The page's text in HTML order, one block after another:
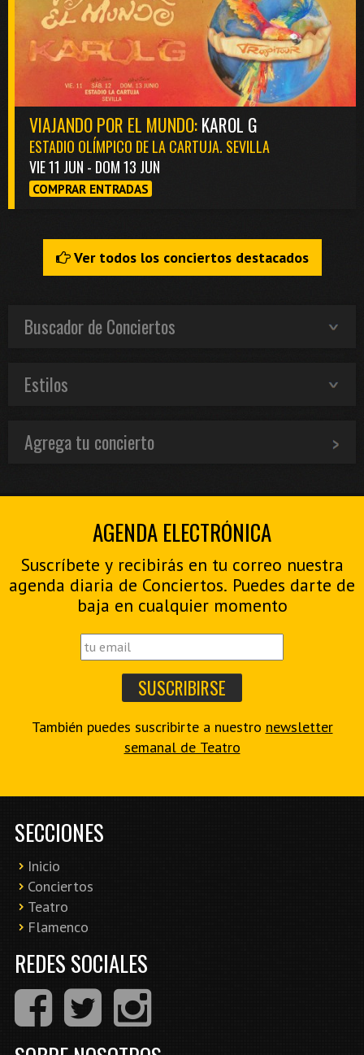
VIAJANDO POR EL MUNDO:KAROL G
ESTADIO OLÍMPICO DE LA CARTUJA. SEVILLA
VIE 11 JUN - DOM 13 JUN
COMPRAR ENTRADAS
Ver todos los conciertos destacados
Buscador de Conciertos
Estilos
Agrega tu concierto
AGENDA ELECTRÓNICA
Suscríbete y recibirás en tu correo nuestra
agenda diaria de Conciertos. Puedes darte de
baja en cualquier momento
También puedes suscribirte a nuestro newsletter
semanal de Teatro
SECCIONES
Inicio
Conciertos
Teatro
Flamenco
REDES SOCIALES